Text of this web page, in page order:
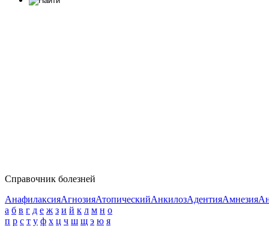
Справочник болезней
АнафилаксияАгнозияАтопическийАнкилозАдентияАмнезия
а б в г д е ж з и й к л м н о
п р с т у ф х ц ч ш щ э ю я